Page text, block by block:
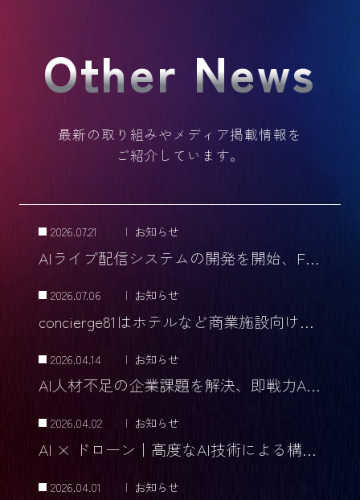
Other News
最新の取り組みやメディア掲載情報を
ご紹介しています。
2026.07.21 | お知らせ
AIライブ配信システムの開発を開始、Face Swap技術でライブコマースを革新
2026.07.06 | お知らせ
concierge81はホテルなど商業施設向けAIアバター接客システム
2026.04.14 | お知らせ
AI人材不足の企業課題を解決、即戦力AIチームを提供
2026.04.02 | お知らせ
AI × ドローン｜高度なAI技術による構造検査と安全管理の未来
2026.04.01 | お知らせ